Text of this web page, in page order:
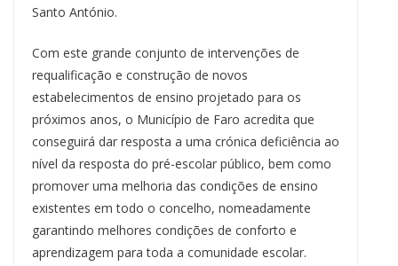
Santo António.
Com este grande conjunto de intervenções de
requalificação e construção de novos
estabelecimentos de ensino projetado para os
próximos anos, o Município de Faro acredita que
conseguirá dar resposta a uma crónica deficiência ao
nível da resposta do pré-escolar público, bem como
promover uma melhoria das condições de ensino
existentes em todo o concelho, nomeadamente
garantindo melhores condições de conforto e
aprendizagem para toda a comunidade escolar.